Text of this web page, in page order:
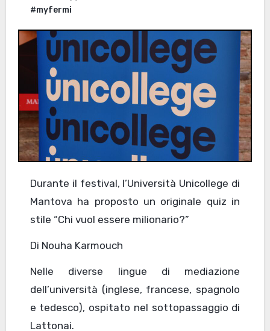
#myfermi
Durante il festival, l’Università Unicollege di
Mantova ha proposto un originale quiz in
stile “Chi vuol essere milionario?”
Di Nouha Karmouch
Nelle diverse lingue di mediazione
dell’università (inglese, francese, spagnolo
e tedesco), ospitato nel sottopassaggio di
Lattonai.